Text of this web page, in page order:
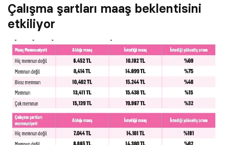
Çalışma şartları maaş beklentisini
etkiliyor